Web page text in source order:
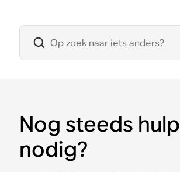
Nog steeds hulp
nodig?